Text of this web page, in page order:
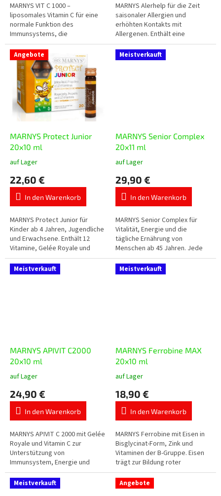
5
Sternen.
MARNYS VIT C 1000 –
liposomales Vitamin C für eine
normale Funktion des
Immunsystems, die
Verringerung von Müdigkeit und
den Schutz der Zellen vor
oxidativem Stress. Jede...
5
Sternen.
MARNYS Alerhelp für die Zeit
saisonaler Allergien und
erhöhten Kontakts mit
Allergenen. Enthält eine
Kombination ausgewählter
pflanzlicher Inhaltsstoffe,
Resveratrol und weitere...
Angebote
MARNYS Protect Junior
20x10 ml
Die
Produktbewertung
ist
5,0
5
Sternen.
auf Lager
22,60 €
In den Warenkorb
MARNYS Protect Junior für
Kinder ab 4 Jahren, Jugendliche
und Erwachsene. Enthält 12
Vitamine, Gelée Royale und
gereinigtes Propolis in
praktischen Einzeldosis-
Trinkampullen mit...
Meistverkauft
MARNYS Senior Complex
20x11 ml
Die
Produktbewertung
ist
5,0
5
Sternen.
auf Lager
29,90 €
In den Warenkorb
MARNYS Senior Complex für
Vitalität, Energie und die
tägliche Ernährung von
Menschen ab 45 Jahren. Jede
Trinkampulle enthält 110 mg
Coenzym Q10, Gelée Royale,
die Vitamine A, C,...
Meistverkauft
MARNYS APIVIT C2000
20x10 ml
Die
Produktbewertung
ist
5,0
5
Sternen.
auf Lager
24,90 €
In den Warenkorb
MARNYS APIVIT C 2000 mit Gelée
Royale und Vitamin C zur
Unterstützung von
Immunsystem, Energie und
Vitalität. Enthält 2.000 mg Gelée
Royale in praktischer flüssiger
Form mit...
Meistverkauft
MARNYS Ferrobine MAX
20x10 ml
Die
Produktbewertung
ist
5,0
5
Sternen.
auf Lager
18,90 €
In den Warenkorb
MARNYS Ferrobine mit Eisen in
Bisglycinat-Form, Zink und
Vitaminen der B-Gruppe. Eisen
trägt zur Bildung roter
Blutkörperchen, zum
Sauerstofftransport und zur
Verringerung von...
Meistverkauft Angebote